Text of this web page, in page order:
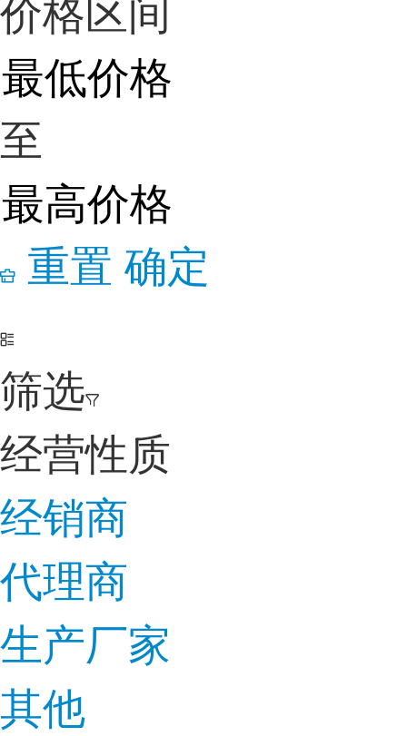
至
重置 确定
筛选
经营性质
经销商
代理商
生产厂家
其他